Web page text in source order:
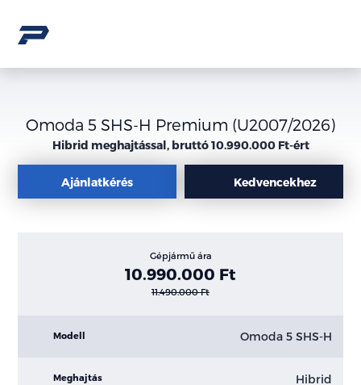
Omoda 5 SHS-H Premium (U2007/2026)
Hibrid meghajtással, bruttó 10.990.000 Ft-ért
Ajánlatkérés Kedvencekhez
Gépjármű ára
10.990.000 Ft
11.490.000 Ft
Modell Omoda 5 SHS-H
Meghajtás Hibrid